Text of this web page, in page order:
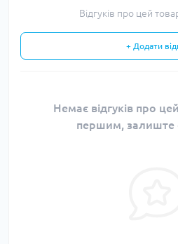
Відгуків про цей
+ Додати
Немає відгуків про
першим, залиште